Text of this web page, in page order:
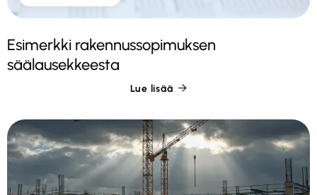
Esimerkki rakennussopimuksen
säälausekkeesta
Lue lisää 